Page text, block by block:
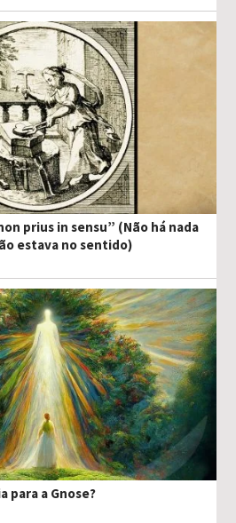
prius in sensu” (Não há nada
estava no sentido)
para a Gnose?